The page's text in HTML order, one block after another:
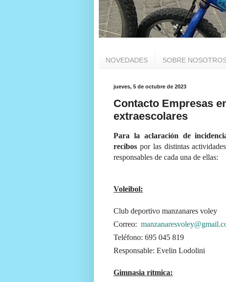
NOVEDADES SOBRE
jueves, 5 de octubre de 2023
Contacto Empresas
extraescolares
Para la aclaración de
recibos por las distintas
responsables de cada una de ellas:
Voleibol:
Club deportivo manzanares voley
Correo:
Teléfono: 695 045 819
Responsable: Evelin Lodolini
Gimnasia rítmica: